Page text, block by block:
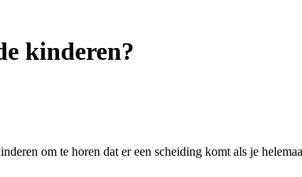
kinderen?
om te horen dat er een scheiding komt als je